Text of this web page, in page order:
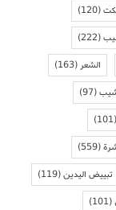
(120)
(222)
الشعر(163)
(97)
(101)
(559)
تبييض اليدين(119)
(101)